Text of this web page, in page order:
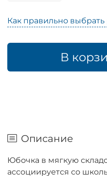
Как правильно
В
Описание
Юбочка в мягкую
ассоциируется со